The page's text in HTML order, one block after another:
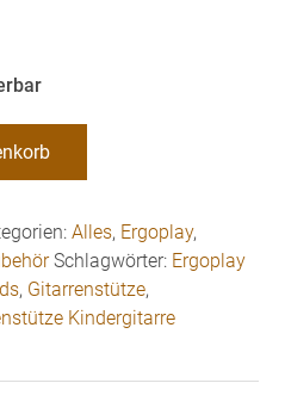
Alles, Ergoplay,
Schlagwörter: Ergoplay
, Gitarrenstütze,
Kindergitarre